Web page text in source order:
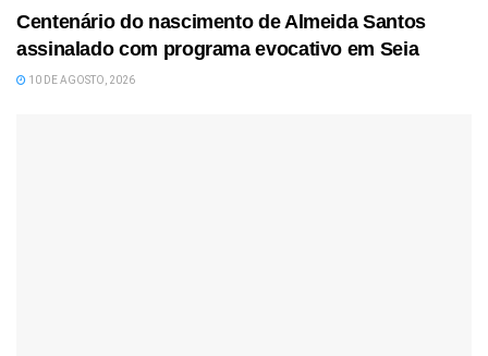
Centenário do nascimento de Almeida Santos
assinalado com programa evocativo em Seia
10 DE AGOSTO, 2026